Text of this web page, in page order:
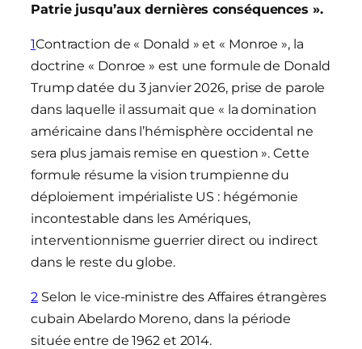
Patrie jusqu’aux dernières conséquences ».
1Contraction de « Donald » et « Monroe », la
doctrine « Donroe » est une formule de Donald
Trump datée du 3 janvier 2026, prise de parole
dans laquelle il assumait que « la domination
américaine dans l’hémisphère occidental ne
sera plus jamais remise en question ». Cette
formule résume la vision trumpienne du
déploiement impérialiste US : hégémonie
incontestable dans les Amériques,
interventionnisme guerrier direct ou indirect
dans le reste du globe.
2Selon le vice-ministre des Affaires étrangères
cubain Abelardo Moreno, dans la période
située entre de 1962 et 2014.